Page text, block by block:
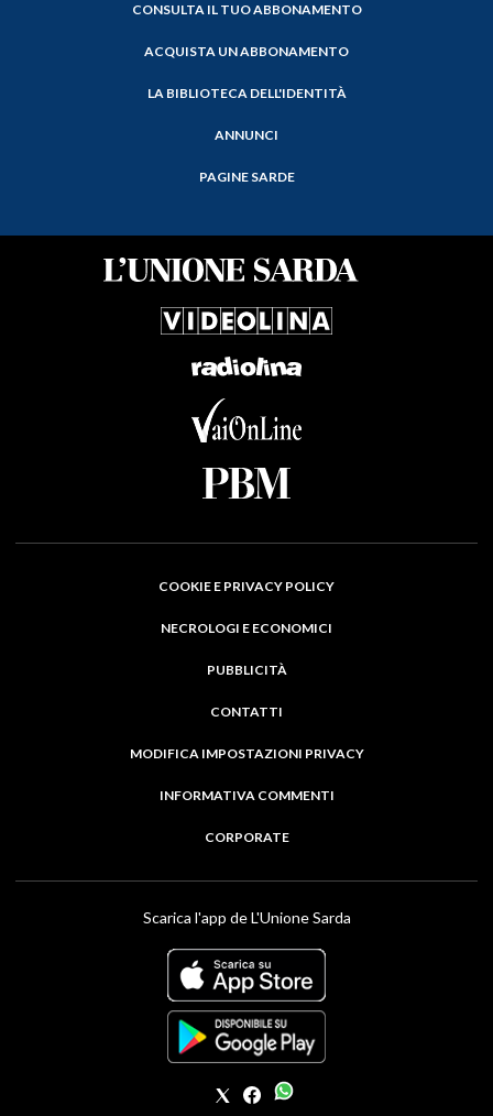
CONSULTA IL TUO ABBONAMENTO
ACQUISTA UN ABBONAMENTO
LA BIBLIOTECA DELL'IDENTITÀ
ANNUNCI
PAGINE SARDE
COOKIE E PRIVACY POLICY
NECROLOGI E ECONOMICI
PUBBLICITÀ
CONTATTI
MODIFICA IMPOSTAZIONI PRIVACY
INFORMATIVA COMMENTI
CORPORATE
Scarica l'app de L'Unione Sarda